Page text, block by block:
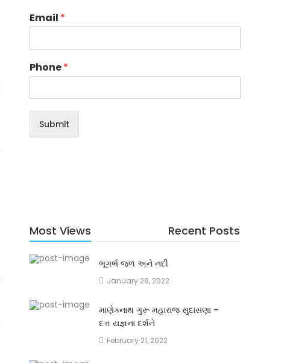
Email *
Phone*
Submit
Most Views Recent Posts
ભૂગર્ભ જળ અને નદી
January 29, 2022
માણેક્નાથ ગુરૂ મહારાજ સુદાસણા –
દત્ત યજ્ઞના દર્શને
February 21, 2022